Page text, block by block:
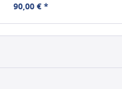
90,00 € *